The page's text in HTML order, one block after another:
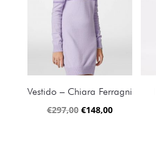
Vestido – Chiara Ferragni
€297,00 El
€148,00El